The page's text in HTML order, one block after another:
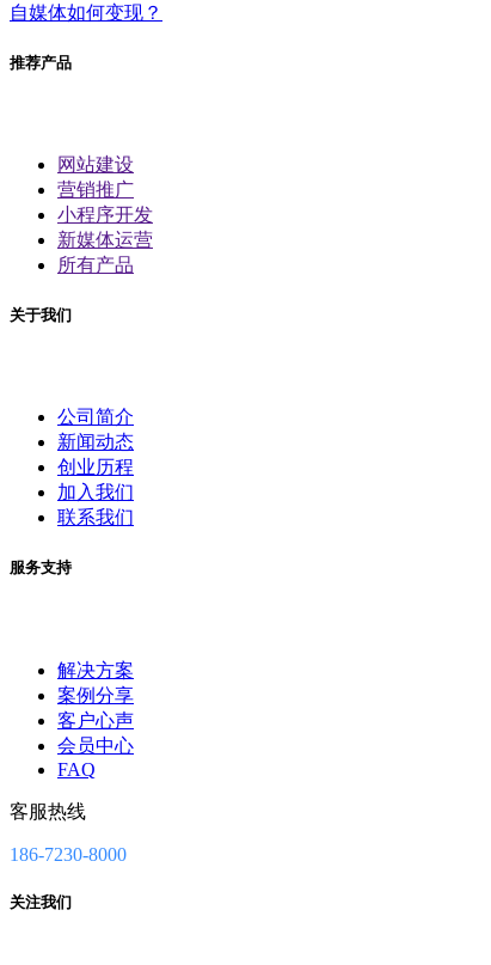
自媒体如何变现？
推荐产品
网站建设
营销推广
小程序开发
新媒体运营
所有产品
关于我们
公司简介
新闻动态
创业历程
加入我们
联系我们
服务支持
解决方案
案例分享
客户心声
会员中心
FAQ
客服热线
186-7230-8000
关注我们